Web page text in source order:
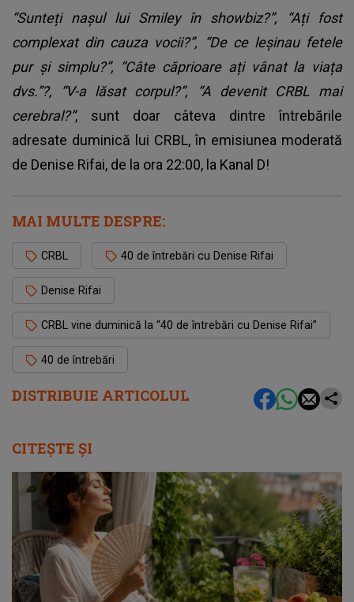
DISTRIBUIE ARTICOLUL
“Sunteți nașul lui Smiley în showbiz?”, “Ați fost
complexat din cauza vocii?”, “De ce leșinau fetele
pur și simplu?”, “Câte căprioare ați vânat la viața
dvs.”?, “V-a lăsat corpul?”, “A devenit CRBL mai
cerebral?”, sunt doar câteva dintre întrebările
adresate duminică lui CRBL, în emisiunea moderată
de Denise Rifai, de la ora 22:00, la Kanal D!
MAI MULTE DESPRE:
CRBL 40 de întrebări cu Denise Rifai
Denise Rifai
CRBL vine duminică la “40 de întrebări cu Denise Rifai”
40 de întrebări
CITEȘTE ȘI